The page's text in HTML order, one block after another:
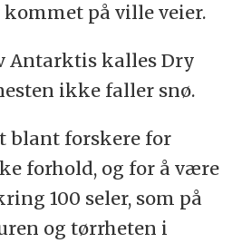
på ville veier.
Antarktis kalles Dry
ikke faller snø.
blant forskere for
forhold, og for å være
100 seler, som på
og tørrheten i